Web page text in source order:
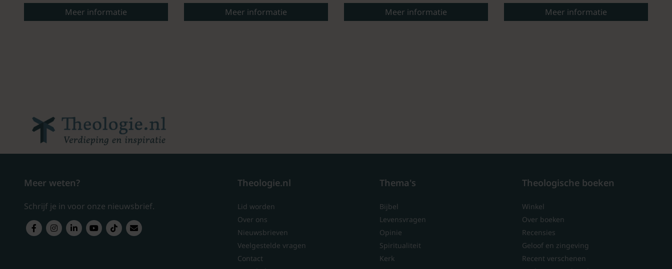
Meer informatie Meer informatie
Meer informatie
Meer informatie
Meer weten?
Schrijf je in voor onze nieuwsbrief.
Theologie.nl
Lid worden
Over ons
Nieuwsbrieven
Veelgestelde vragen
Contact
Thema's
Bijbel
Levensvragen
Opinie
Spiritualiteit
Kerk
Theologische boeken
Winkel
Over boeken
Recensies
Geloof en zingeving
Recent verschenen